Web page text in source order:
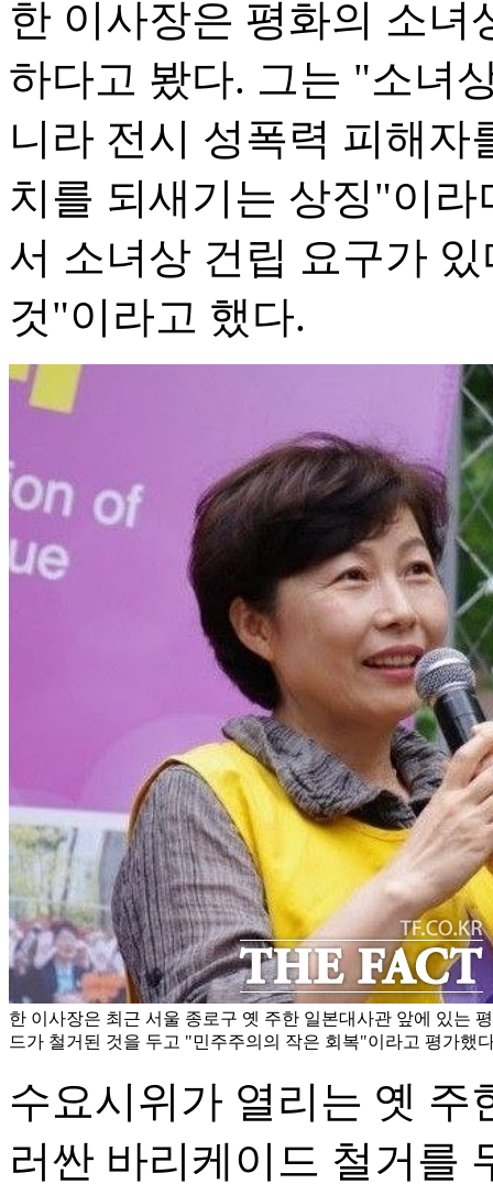
한 이사장은 평화의 소녀
하다고 봤다. 그는 "소녀
니라 전시 성폭력 피해
치를 되새기는 상징"이
서 소녀상 건립 요구가
것"이라고 했다.
한 이사장은 최근 서울 종로구 옛 주한 일본대사관 앞에 있는
드가 철거된 것을 두고 "민주주의의 작은 회복"이라고 평가했
수요시위가 열리는 옛 주
러싼 바리케이드 철거를